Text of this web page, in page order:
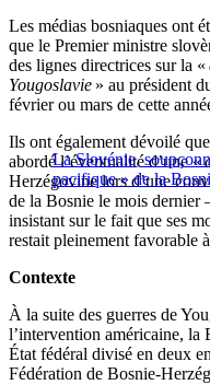
Les médias bosniaques ont
que le Premier ministre
des lignes directrices sur la «
Yougoslavie » au président
février ou mars de cette
La Slovénie,
pacifique » de la
Ils ont également dévoilé
abordé l’éventualité d’une «
Herzégovine lors d’une
de la Bosnie le mois dernier
insistant sur le fait que ses
restait pleinement favorable
Contexte
À la suite des guerres de
l’intervention américaine, la
État fédéral divisé en deux
Fédération de Bosnie-